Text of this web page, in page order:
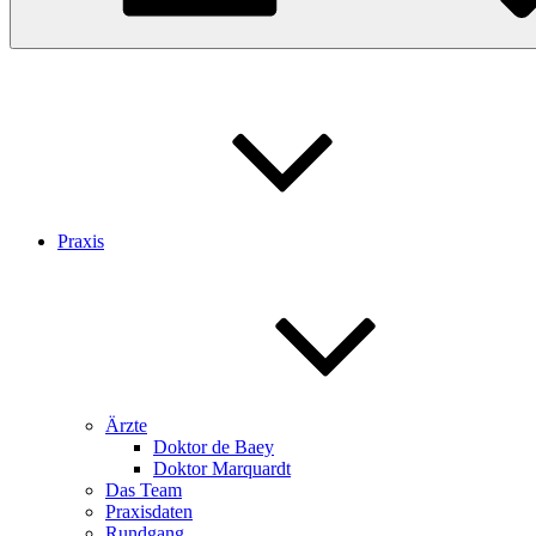
Praxis
Ärzte
Doktor de Baey
Doktor Marquardt
Das Team
Praxisdaten